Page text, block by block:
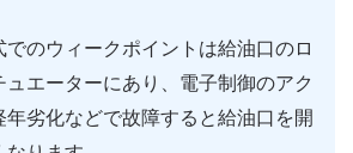
でのウィークポイントは給油口のロ
ュエーターにあり、電子制御のアク
劣化などで故障すると給油口を開